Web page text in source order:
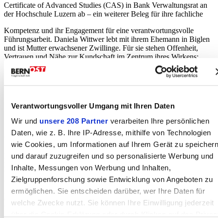
Verantwortungsvoller Umgang mit Ihren Daten
Wir und unsere 208 Partner verarbeiten Ihre persönlichen
Daten, wie z. B. Ihre IP-Adresse, mithilfe von Technologien
wie Cookies, um Informationen auf Ihrem Gerät zu speichern
und darauf zuzugreifen und so personalisierte Werbung und
Inhalte, Messungen von Werbung und Inhalten,
Zielgruppenforschung sowie Entwicklung von Angeboten zu
ermöglichen. Sie entscheiden darüber, wer Ihre Daten für
welche Zwecke nutzt. Sie können Ihre Einwilligung jederzeit
Certificate of Advanced Studies (CAS) in Bank Verwaltungsrat an
der Hochschule Luzern ab – ein weiterer Beleg für ihre fachliche
Kompetenz und ihr Engagement für eine verantwortungsvolle
Führungsarbeit. Daniela Wittwer lebt mit ihrem Ehemann in Biglen
und ist Mutter erwachsener Zwillinge. Für sie stehen Offenheit,
Vertrauen und Nähe zur Kundschaft im Zentrum ihres Wirkens:
Bank vertrauen darf und wir eine Bank für alle
Ein starkes Zeichen für Stabilität und Kontinuität setzte die
Delegiertenversammlung mit derWiederwahl sämtlicher
bisherigen Verwaltungsratsmitglieder
. Dieses klare Votum
unterstreicht das Vertrauen der Delegierten in die strategische
Ausrichtung der Bank und die bewährte Zusammenarbeit im
Gremium. Die professionelle Zusam-mensetzung des
Verwaltungsrates ist ein zentraler Erfolgsfaktor – insbesondere